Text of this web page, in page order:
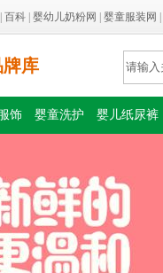
百科 婴幼儿奶粉网 婴童服装网
库
饰 婴童洗护 婴儿纸尿裤